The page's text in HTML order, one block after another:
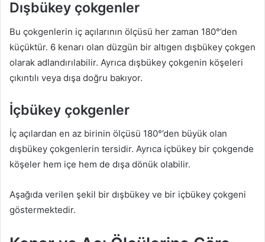
Dışbükey çokgenler
Bu çokgenlerin iç açılarının ölçüsü her zaman 180°’den
küçüktür. 6 kenarı olan düzgün bir altıgen dışbükey çokgen
olarak adlandırılabilir. Ayrıca dışbükey çokgenin köşeleri
çıkıntılı veya dışa doğru bakıyor.
İçbükey çokgenler
İç açılardan en az birinin ölçüsü 180°’den büyük olan
dışbükey çokgenlerin tersidir. Ayrıca içbükey bir çokgende
köşeler hem içe hem de dışa dönük olabilir.
Aşağıda verilen şekil bir dışbükey ve bir içbükey çokgeni
göstermektedir.